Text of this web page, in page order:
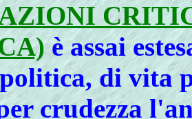
è assai
di vita
crudezza